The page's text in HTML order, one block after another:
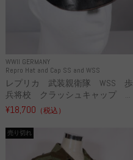
WWII GERMANY
Repro Hat and Cap SS and WSS
レプリカ 武装親衛隊 WSS 歩
兵将校 クラッシュキャップ ...
¥18,700 （税込）
売り切れ